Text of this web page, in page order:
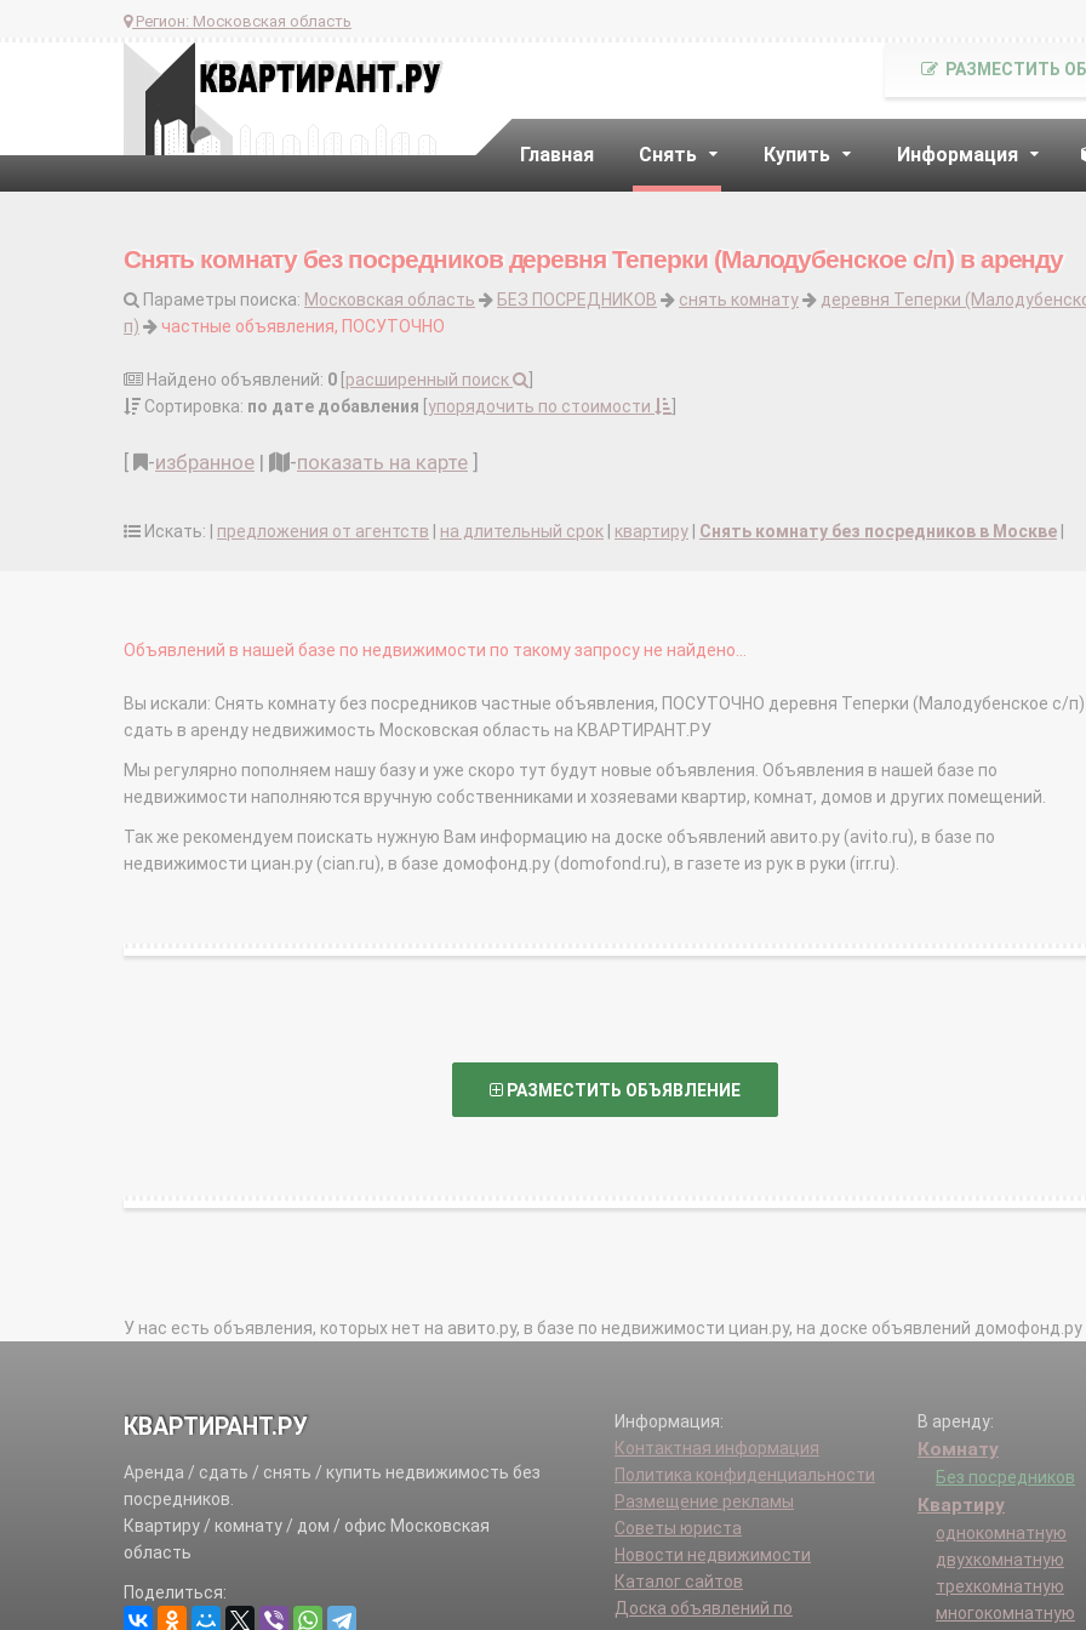
Регион: Московская область
Главная Снять Купить Информация
РАЗМЕСТИТЬ
Снять комнату без посредников деревня Теперки (Малодубенское с/п) в аренду
Параметры поиска: Московская область БЕЗ ПОСРЕДНИКОВ снять комнату
деревня Теперки
п)
частные объявления, ПОСУТОЧНО
Найдено объявлений: 0 расширенный поиск
Сортировка: по дате добавления упорядочить по стоимости
-избранное | -показать на карте
Искать: | предложения от агентств на длительный срок квартиру Снять комнату без посредников в Москве
Объявлений в нашей базе по недвижимости по такому запросу не найдено...
Вы искали: Снять комнату без посредников частные объявления, ПОСУТОЧНО деревня Теперки (Малодубенское с/
сдать в аренду недвижимость Московская область на КВАРТИРАНТ.РУ
Мы регулярно пополняем нашу базу и уже скоро тут будут новые объявления. Объявления в нашей базе по
недвижимости наполняются вручную собственниками и хозяевами квартир, комнат, домов и других помещений.
Так же рекомендуем поискать нужную Вам информацию на доске объявлений авито.ру (avito.ru), в базе по
недвижимости циан.ру (cian.ru), в базе домофонд.ру (domofond.ru), в газете из рук в руки (irr.ru).
РАЗМЕСТИТЬ ОБЪЯВЛЕНИЕ
У нас есть объявления, которых нет на авито.ру, в базе по недвижимости циан.ру, на доске объявлений домофонд.ру
КВАРТИРАНТ.РУ
Аренда / сдать / снять / купить недвижимость без
посредников.
Квартиру / комнату / дом / офис Московская
область
Поделиться:
Информация:
Контактная информация
Политика конфиденциальности
Размещение рекламы
Советы юриста
Новости недвижимости
Каталог сайтов
Доска объявлений по
В аренду:
Комнату
Без посредников
Квартиру
однокомнатную
двухкомнатную
трехкомнатную
многокомнатную